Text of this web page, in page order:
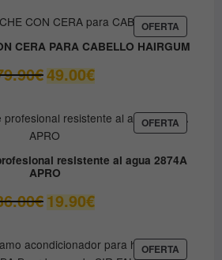
era:
9.80€.
es:
8.90€.
OFERTA
EN
OFERTA
CERA PARA CABELLO HAIRGUM
€ El
precio
era:
79.90€.
49.00€El
precio
es:
OFERTA
EN
resistente al agua 2874A
APRO
€ El
precio
era:
19.90€El
precio
es:
OFERTA